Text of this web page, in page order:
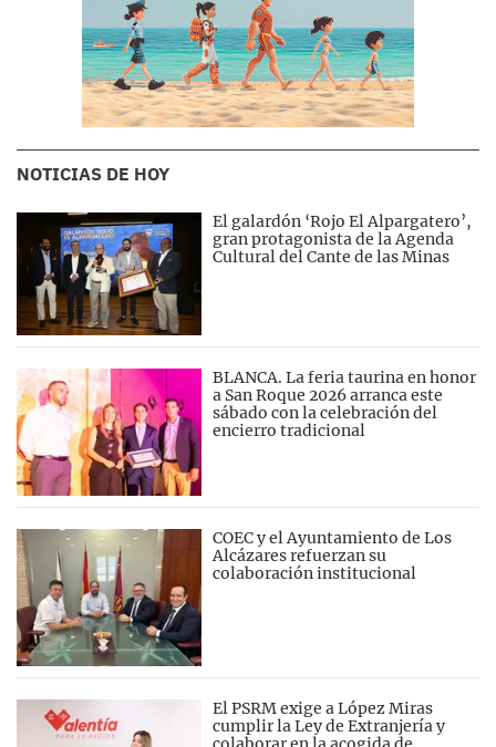
NOTICIAS DE HOY
El galardón ‘Rojo El Alpargatero’,
gran protagonista de la Agenda
Cultural del Cante de las Minas
BLANCA. La feria taurina en honor
a San Roque 2026 arranca este
sábado con la celebración del
encierro tradicional
COEC y el Ayuntamiento de Los
Alcázares refuerzan su
colaboración institucional
El PSRM exige a López Miras
cumplir la Ley de Extranjería y